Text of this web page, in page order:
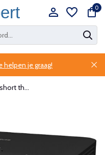
0
helpen je graag!
th...